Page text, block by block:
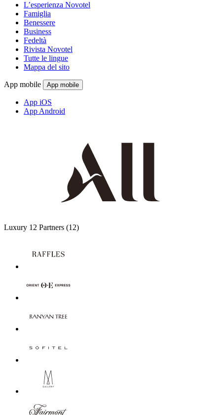
L’esperienza Novotel
Famiglia
Benessere
Business
Fedeltà
Rivista Novotel
Tutte le lingue
Mappa del sito
App mobile App mobile
App iOS
App Android
Luxury 12 Partners (12)